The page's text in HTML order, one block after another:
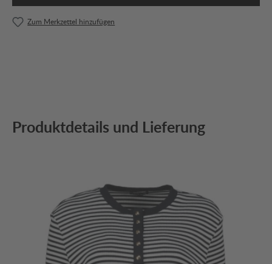
Zum Merkzettel hinzufügen
Produktdetails und Lieferung